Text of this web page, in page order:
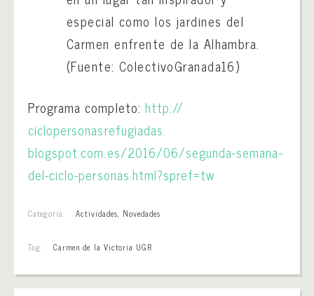
especial como los jardines del
Carmen enfrente de la Alhambra.
(Fuente: ColectivoGranada16)
Programa completo: http://
ciclopersonasrefugiadas.
blogspot.com.es/2016/06/segunda-semana-
del-ciclo-personas.html?spref=tw
Categoría: Actividades, Novedades
Tag: Carmen de la Victoria UGR